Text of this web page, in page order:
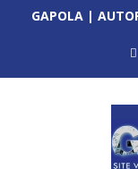
GAPOLA |